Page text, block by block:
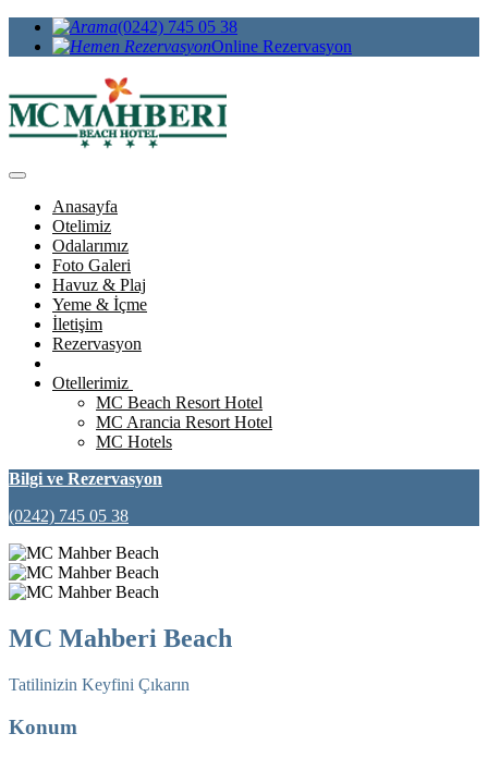
(0242) 745 05 38
Online Rezervasyon
Anasayfa
Otelimiz
Odalarımız
Foto Galeri
Havuz & Plaj
Yeme & İçme
İletişim
Rezervasyon
Otellerimiz
MC Beach Resort Hotel
MC Arancia Resort Hotel
MC Hotels
Bilgi ve Rezervasyon
(0242) 745 05 38
MC Mahberi Beach
Tatilinizin Keyfini Çıkarın
Konum